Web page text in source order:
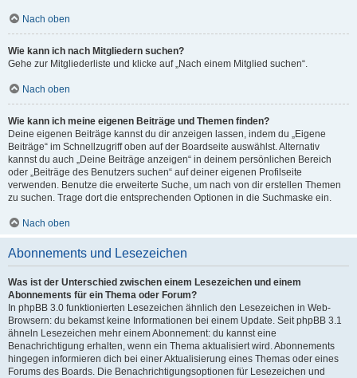
Nach oben
Wie kann ich nach Mitgliedern suchen?
Gehe zur Mitgliederliste und klicke auf „Nach einem Mitglied suchen“.
Nach oben
Wie kann ich meine eigenen Beiträge und Themen finden?
Deine eigenen Beiträge kannst du dir anzeigen lassen, indem du „Eigene
Beiträge“ im Schnellzugriff oben auf der Boardseite auswählst. Alternativ
kannst du auch „Deine Beiträge anzeigen“ in deinem persönlichen Bereich
oder „Beiträge des Benutzers suchen“ auf deiner eigenen Profilseite
verwenden. Benutze die erweiterte Suche, um nach von dir erstellen Themen
zu suchen. Trage dort die entsprechenden Optionen in die Suchmaske ein.
Nach oben
Abonnements und Lesezeichen
Was ist der Unterschied zwischen einem Lesezeichen und einem
Abonnements für ein Thema oder Forum?
In phpBB 3.0 funktionierten Lesezeichen ähnlich den Lesezeichen in Web-
Browsern: du bekamst keine Informationen bei einem Update. Seit phpBB 3.1
ähneln Lesezeichen mehr einem Abonnement: du kannst eine
Benachrichtigung erhalten, wenn ein Thema aktualisiert wird. Abonnements
hingegen informieren dich bei einer Aktualisierung eines Themas oder eines
Forums des Boards. Die Benachrichtigungsoptionen für Lesezeichen und